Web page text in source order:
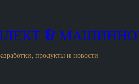
&
продукты и новости